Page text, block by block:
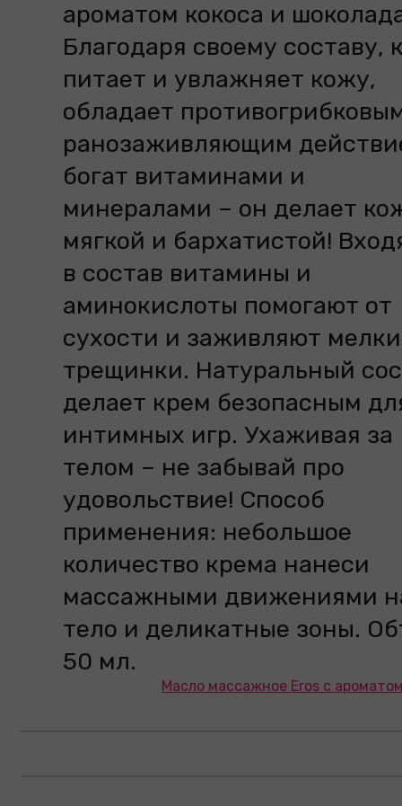
ароматом кокоса и
Благодаря своему составу,
питает и увлажняет кожу,
обладает
ранозаживляющим
богат витаминами и
минералами – он делает
мягкой и бархатистой!
в состав витамины и
аминокислоты помогают от
сухости и заживляют
трещинки. Натуральный
делает крем безопасным
интимных игр. Ухаживая за
телом – не забывай про
удовольствие! Способ
применения: небольшое
количество крема нанеси
массажными движениями
тело и деликатные зоны.
50 мл.
Масло массажное Eros c